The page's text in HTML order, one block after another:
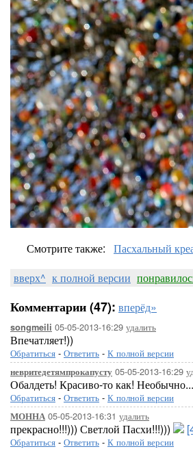
Смотрите также: Пасхальный
вверх^ к полной версии
Комментарии (47): вперёд»
songmeili 05-05-2013-16:29 удалить
Впечатляет!))
Обратиться - Ответить - К полной версии
невритедетямпрокапусту 05-05-2013-16:29
Обалдеть! Красиво-то как! Необычно...
Обратиться - Ответить - К полной версии
МОННА 05-05-2013-16:31 удалить
прекрасно!!!))) Светлой Пасхи!!!)))
Обратиться - Ответить - К полной версии